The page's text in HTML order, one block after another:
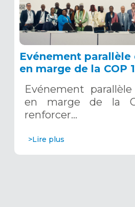
Evénement parallèle
en marge de la COP
grâce aux Systèmes
Précoce
décembre 2024
Evénement parallèle
en marge de la
renforcer…
>Lire plus